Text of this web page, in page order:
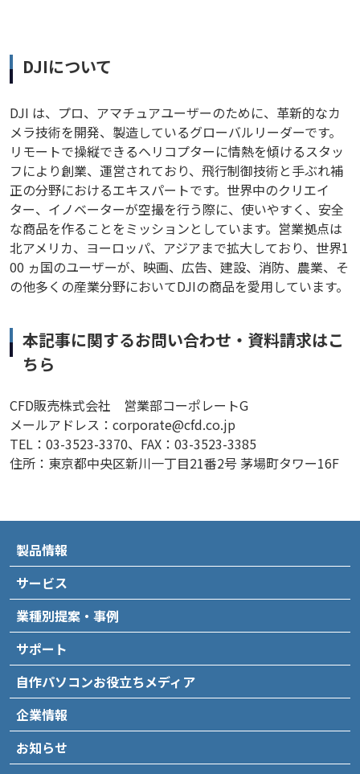
DJIについて
DJI は、プロ、アマチュアユーザーのために、革新的なカ
メラ技術を開発、製造しているグローバルリーダーです。
リモートで操縦できるヘリコプターに情熱を傾けるスタッ
フにより創業、運営されており、飛行制御技術と手ぶれ補
正の分野におけるエキスパートです。世界中のクリエイ
ター、イノベーターが空撮を行う際に、使いやすく、安全
な商品を作ることをミッションとしています。営業拠点は
北アメリカ、ヨーロッパ、アジアまで拡大しており、世界1
00 ヵ国のユーザーが、映画、広告、建設、消防、農業、そ
の他多くの産業分野においてDJIの商品を愛用しています。
本記事に関するお問い合わせ・資料請求はこ
ちら
CFD販売株式会社 営業部コーポレートG
メールアドレス：corporate@cfd.co.jp
TEL：03-3523-3370、FAX：03-3523-3385
住所：東京都中央区新川一丁目21番2号 茅場町タワー16F
製品情報
サービス
業種別提案・事例
サポート
自作パソコンお役立ちメディア
企業情報
お知らせ